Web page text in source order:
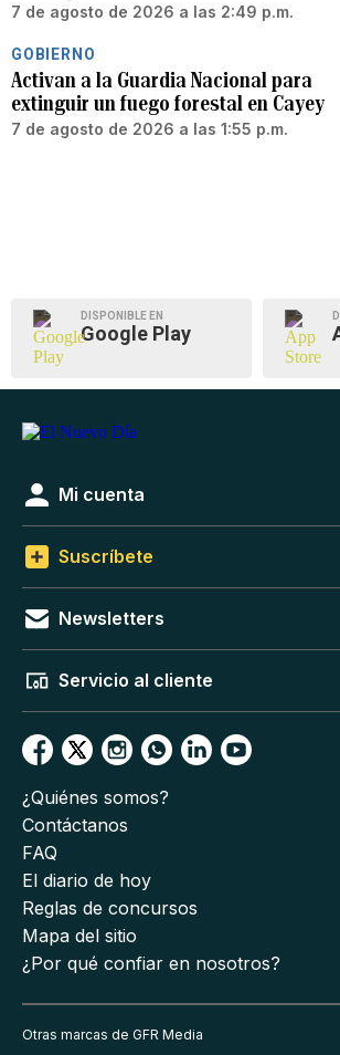
7 de agosto de 2026 a las 2:49 p.m.
GOBIERNO
Activan a la Guardia Nacional para
extinguir un fuego forestal en Cayey
7 de agosto de 2026 a las 1:55 p.m.
DISPONIBLE EN
Google Play
Mi cuenta
Suscríbete
Newsletters
Servicio al cliente
¿Quiénes somos?
Contáctanos
FAQ
El diario de hoy
Reglas de concursos
Mapa del sitio
¿Por qué confiar en nosotros?
Otras marcas de GFR Media